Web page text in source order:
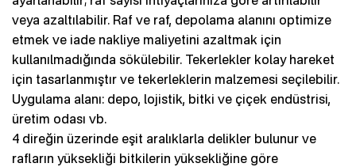
veya azaltılabilir. Raf ve raf, depolama alanını optimize
etmek ve iade nakliye maliyetini azaltmak için
kullanılmadığında sökülebilir. Tekerlekler kolay hareket
için tasarlanmıştır ve tekerleklerin malzemesi seçilebilir.
Uygulama alanı: depo, lojistik, bitki ve çiçek endüstrisi,
üretim odası vb.
4 direğin üzerinde eşit aralıklarla delikler bulunur ve
rafların yüksekliği bitkilerin yüksekliğine göre